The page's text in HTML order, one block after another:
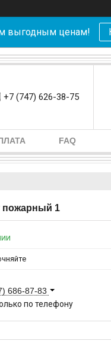
выгодным ценам!
+7 (747) 626-38-75
FAQ
пожарный 1
686-87-83
по телефону